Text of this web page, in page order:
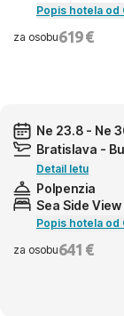
Popis hotela od
za osobu619 €
Ne 23.8 - Ne
Bratislava -
Detail letu
Polpenzia
Sea Side View
Popis hotela od
za osobu641 €